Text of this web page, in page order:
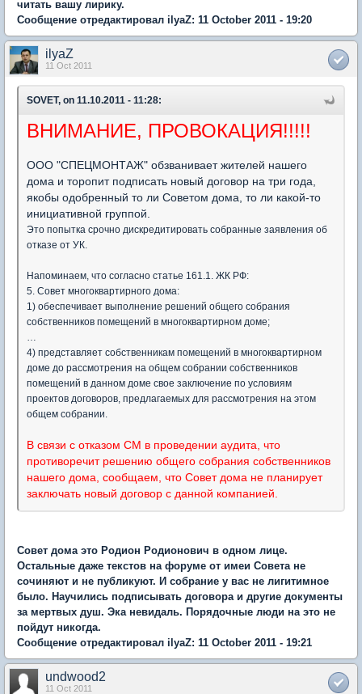
читать вашу лирику.
Сообщение отредактировал ilyaZ: 11 October 2011 - 19:20
ilyaZ
11 Oct 2011
SOVET, on 11.10.2011 - 11:28:
ВНИМАНИЕ, ПРОВОКАЦИЯ!!!!!
ООО "СПЕЦМОНТАЖ" обзванивает жителей нашего
дома и торопит подписать новый договор на три года,
якобы одобренный то ли Советом дома, то ли какой-то
инициативной группой.
Это попытка срочно дискредитировать собранные заявления об
отказе от УК.
Напоминаем, что согласно статье 161.1. ЖК РФ:
5. Совет многоквартирного дома:
1) обеспечивает выполнение решений общего собрания
собственников помещений в многоквартирном доме;
4) представляет собственникам помещений в многоквартирном
доме до рассмотрения на общем собрании собственников
помещений в данном доме свое заключение по условиям
проектов договоров, предлагаемых для рассмотрения на этом
общем собрании.
В связи с отказом СМ в проведении аудита, что
противоречит решению общего собрания собственников
нашего дома, сообщаем, что Совет дома не планирует
заключать новый договор с данной компанией.
Совет дома это Родион Родионович в одном лице.
Остальные даже текстов на форуме от имеи Совета не
сочиняют и не публикуют. И собрание у вас не лигитимное
было. Научились подписывать договора и другие документы
за мертвых душ. Эка невидаль. Порядочные люди на это не
пойдут никогда.
Сообщение отредактировал ilyaZ: 11 October 2011 - 19:21
undwood2
11 Oct 2011